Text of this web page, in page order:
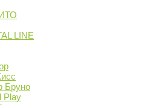
LINE
Бруно
Play